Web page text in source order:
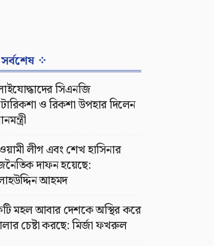
⁘
সিএনজি
ও রিকশা উপহার দিলেন
লীগ এবং শেখ হাসিনার
দাফন হয়েছে:
আহমদ
মহল আবার দেশকে অস্থির করে
চেষ্টা করছে: মির্জা ফখরুল